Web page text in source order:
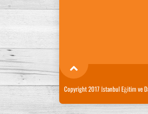
Copyright 2017 İstanbul Eğitim ve